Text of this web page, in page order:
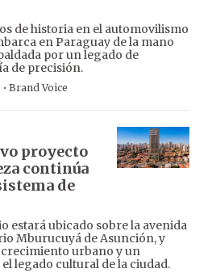
de historia en el automovilismo
en Paraguay de la mano
por un legado de
de precisión.
· Brand Voice
proyecto
continúa
de
estará ubicado sobre la avenida
Mburucuyá de Asunción, y
urbano y un
legado cultural de la ciudad.